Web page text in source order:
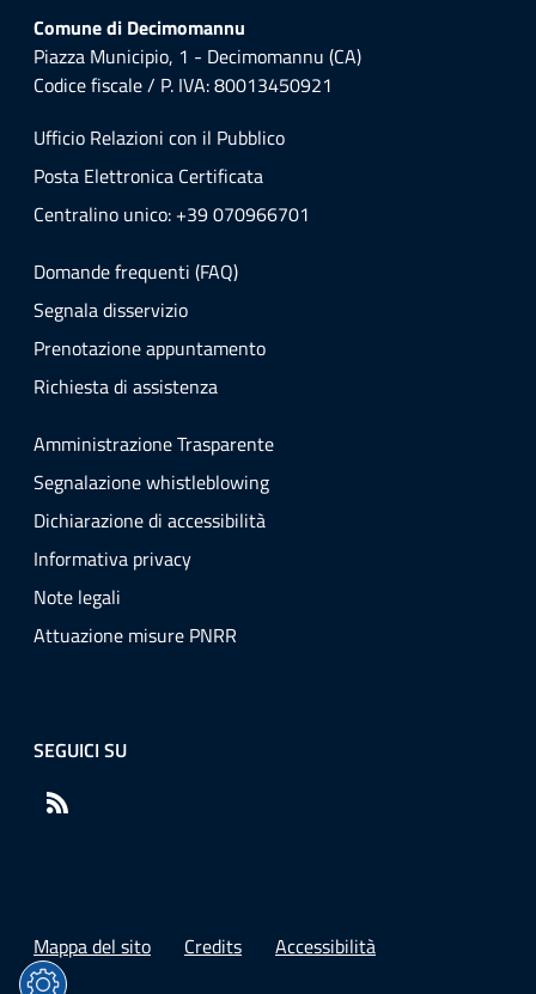
Comune di Decimomannu
Piazza Municipio, 1 - Decimomannu (CA)
Codice fiscale / P. IVA: 80013450921
Ufficio Relazioni con il Pubblico
Posta Elettronica Certificata
Centralino unico: +39 070966701
Domande frequenti (FAQ)
Segnala disservizio
Prenotazione appuntamento
Richiesta di assistenza
Amministrazione Trasparente
Segnalazione whistleblowing
Dichiarazione di accessibilità
Informativa privacy
Note legali
Attuazione misure PNRR
SEGUICI SU
Mappa del sito Credits Accessibilità